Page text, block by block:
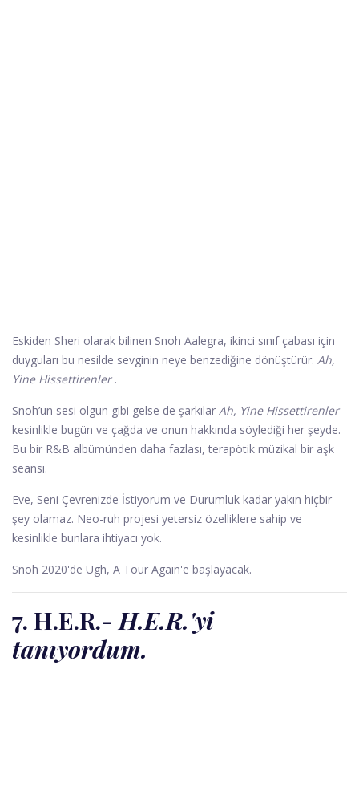
Eskiden Sheri olarak bilinen Snoh ​​Aalegra, ikinci sınıf çabası için
duyguları bu nesilde sevginin neye benzediğine dönüştürür. Ah,
Yine Hissettirenler.
Snoh’un sesi olgun gibi gelse de şarkılar Ah, Yine Hissettirenler
kesinlikle bugün ve çağda ve onun hakkında söylediği her şeyde.
Bu bir R&B albümünden daha fazlası, terapötik müzikal bir aşk
seansı.
Eve, Seni Çevrenizde İstiyorum ve Durumluk kadar yakın hiçbir
şey olamaz. Neo-ruh projesi yetersiz özelliklere sahip ve
kesinlikle bunlara ihtiyacı yok.
Snoh 2020'de Ugh, A Tour Again'e başlayacak.
7. H.E.R.-H.E.R.'yi
tanıyordum.